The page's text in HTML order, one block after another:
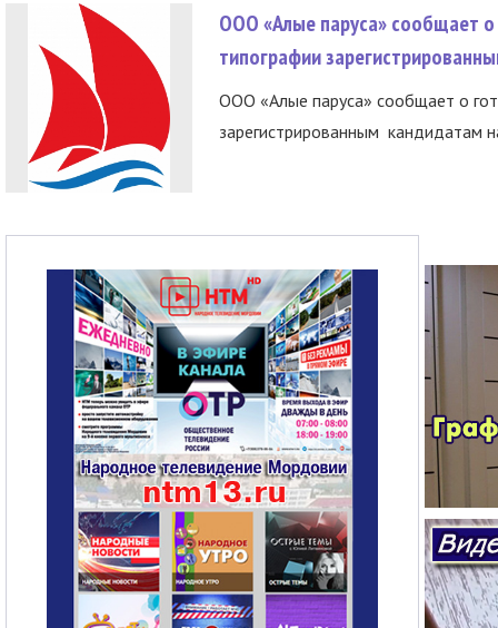
ООО «Алые паруса» сообщает о
типографии
ООО «Алые паруса» сообщает о
зарегистрированным кандидатам